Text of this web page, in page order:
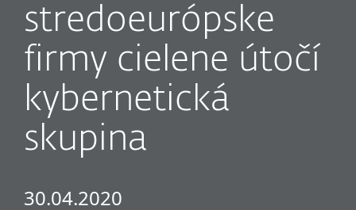
stredoeurópske
firmy cielene útočí
kybernetická
skupina
30.04.2020